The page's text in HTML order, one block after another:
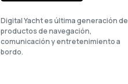
Digital Yacht es última generación de
productos de navegación,
comunicación y entretenimiento a
bordo.